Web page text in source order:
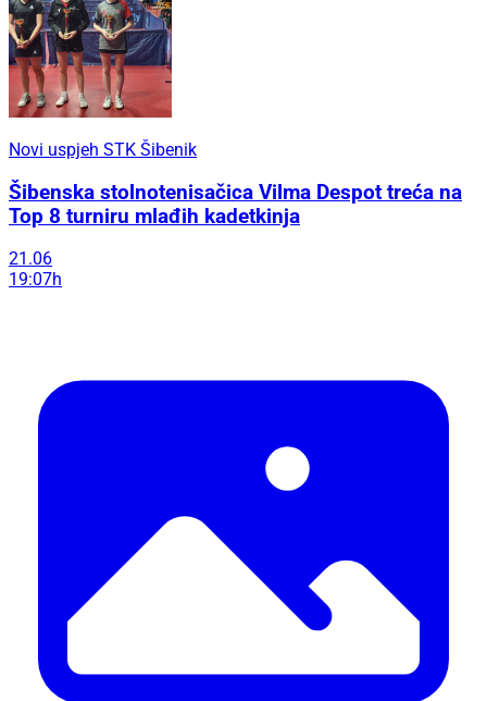
Novi uspjeh STK Šibenik
Šibenska stolnotenisačica Vilma Despot treća na
Top 8 turniru mlađih kadetkinja
21.06
19:07h